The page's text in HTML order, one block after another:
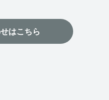
はこちら